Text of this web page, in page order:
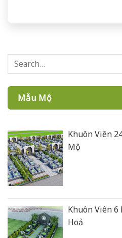
Mẫu Mộ
Khuôn Viên
Mộ
Khuôn Viên 6
Hoả